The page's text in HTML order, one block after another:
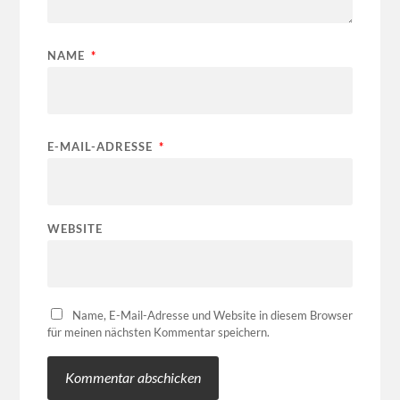
NAME *
E-MAIL-ADRESSE *
WEBSITE
Name, E-Mail-Adresse und Website in diesem Browser
für meinen nächsten Kommentar speichern.